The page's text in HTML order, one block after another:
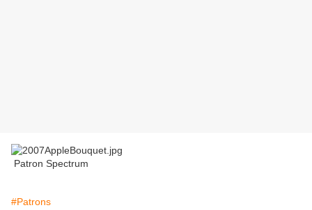
Patron Spectrum
#Patrons